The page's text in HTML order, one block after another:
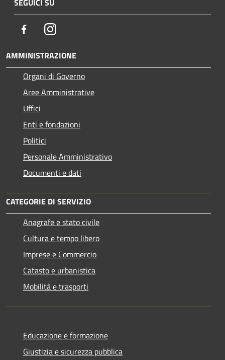
SEGUICI SU
FacebookInstagram
AMMINISTRAZIONE
Organi di Governo
Aree Amministrative
Uffici
Enti e fondazioni
Politici
Personale Amministrativo
Documenti e dati
CATEGORIE DI SERVIZIO
Anagrafe e stato civile
Cultura e tempo libero
Imprese e Commercio
Catasto e urbanistica
Mobilità e trasporti
Educazione e formazione
Giustizia e sicurezza pubblica